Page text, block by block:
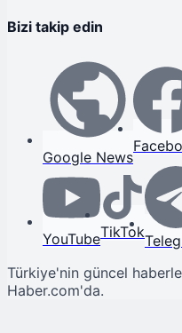
Bizi takip edin
Google News
YouTubeTikTok
Türkiye'nin güncel
Haber.com'da.